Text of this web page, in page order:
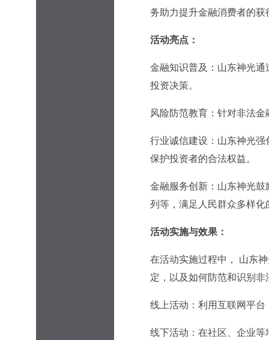
务助力提升金融消费者的
活动亮点：
金融知识普及：山东神光
投资决策。
风险防范教育：针对非法
行业诚信建设：山东神光
保护投资者的合法权益。
金融服务创新：山东神光
列等，满足人民群众多样化
活动实施与效果：
在活动实施过程中， 山东
定，以及如何防范和识别
线上活动：利用互联网平
线下活动：在社区、企业